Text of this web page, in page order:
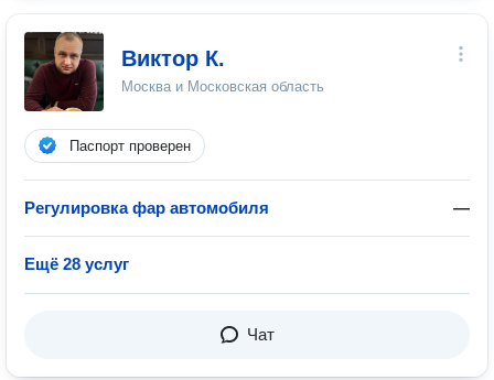
Виктор К.
Москва и Московская область
Паспорт проверен
Регулировка фар автомобиля —
Ещё 28 услуг
Чат